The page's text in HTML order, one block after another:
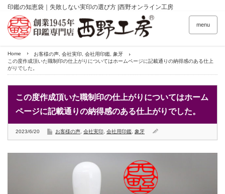
印鑑の知恵袋｜失敗しない実印の選び方 |西野オンライン工房
menu
Home お客様の声 会社実印 会社用印鑑 象牙
この度作成頂いた職制印の仕上がりについてはホームページに記載通りの納得感のある仕上
がりでした。
この度作成頂いた職制印の仕上がりについてはホーム
ページに記載通りの納得感のある仕上がりでした。
2023/6/20 お客様の声 会社実印 会社用印鑑 象牙